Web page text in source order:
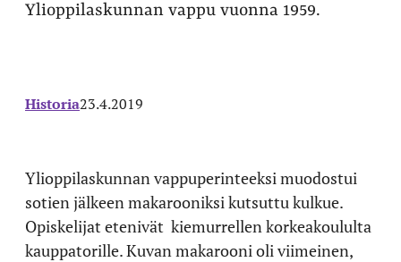
Ylioppilaskunnan vappu vuonna 1959.
Historia23.4.2019
Ylioppilaskunnan vappuperinteeksi muodostui
sotien jälkeen makarooniksi kutsuttu kulkue.
Opiskelijat etenivät kiemurrellen korkeakoululta
kauppatorille. Kuvan makarooni oli viimeinen,